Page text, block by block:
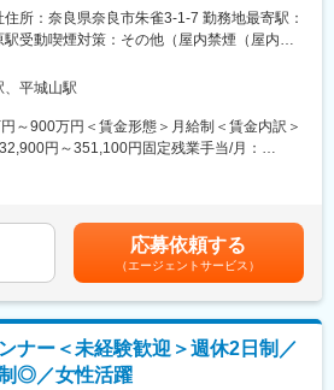
長10日間と6日間の2回）」や「リフレッシュ
）」を設けています。住み慣れた地域でラ
せた幅広い働き方と長期就業が可能です。
業職、事務職」などでそれぞれのキャリア
す。
期間（約３か月）を用意、その後も入社6
半で中堅研修、3～5年で管理職研修等手厚
ます。
セコムHDセンター
た社会人の基礎から、「警備業法」で定め
や救急法等、それぞれの業務に必要な知識
口を設け、豊富な知識に基づいてお客様それ
するサービスや職域のことです。
、ご要望のヒアリング
、お客様との関わりも深く、信頼関係を築
サポートができる非常にやりがいのある業務
も整備していますので、お客様対応に専念で
住所：奈良県奈良市朱雀3-1-7 勤務地最寄駅：
受動喫煙対策：その他（屋内禁煙（屋内喫
更の範囲：無
、平城山駅
～900万円＜賃金形態＞月給制＜賃金内訳＞
円～351,100円固定残業手当/月：
12月）■賞与：年2回（7月、12月、初年度は
（固定残業代）賃金はあくまでも目安の金
て上下する可能性があります。月給(月額)は
記です。
応募依頼する
（エージェントサービス）
ナー＜未経験歓迎＞週休2日制／
◎／女性活躍